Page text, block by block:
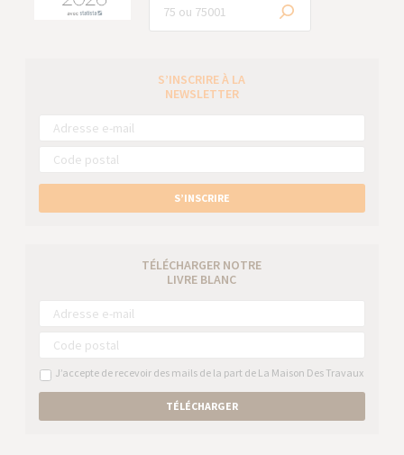
S’INSCRIRE À LA
NEWSLETTER
S’INSCRIRE
TÉLÉCHARGER NOTRE
LIVRE BLANC
J’accepte de recevoir des mails de la part de La Maison Des Travaux
TÉLÉCHARGER